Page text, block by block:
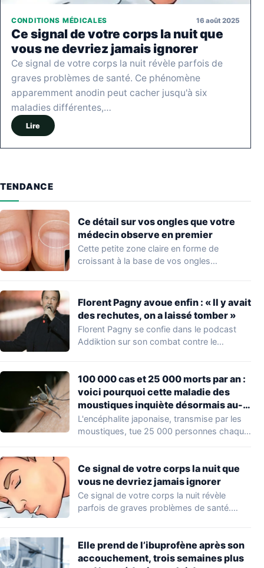
CONDITIONS MÉDICALES 16 août 2025
Ce signal de votre corps la nuit que
vous ne devriez jamais ignorer
Ce signal de votre corps la nuit révèle parfois de
graves problèmes de santé. Ce phénomène
apparemment anodin peut cacher jusqu'à six
maladies différentes,…
Lire
TENDANCE
Ce détail sur vos ongles que votre
médecin observe en premier
Cette petite zone claire en forme de
croissant à la base de vos ongles…
Florent Pagny avoue enfin : « Il y avait
des rechutes, on a laissé tomber »
Florent Pagny se confie dans le podcast
Addiktion sur son combat contre le
100 000 cas et 25 000 morts par an :
voici pourquoi cette maladie des
moustiques inquiète désormais au-
delà de l’Asie
L'encéphalite japonaise, transmise par les
moustiques, tue 25 000 personnes chaque
Ce signal de votre corps la nuit que
vous ne devriez jamais ignorer
Ce signal de votre corps la nuit révèle
parfois de graves problèmes de santé.…
Elle prend de l’ibuprofène après son
accouchement, trois semaines plus